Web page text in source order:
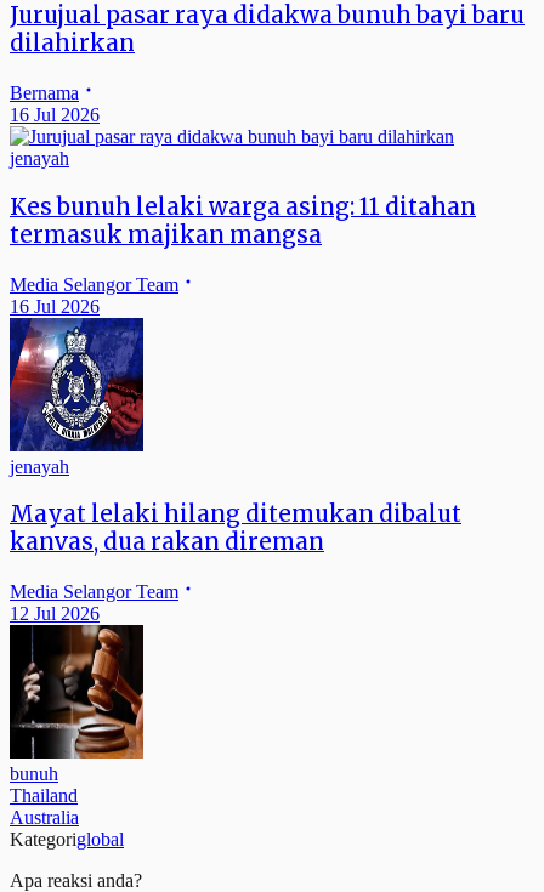
Jurujual pasar raya didakwa bunuh bayi baru
dilahirkan
Bernama
16 Jul 2026
jenayah
Kes bunuh lelaki warga asing: 11 ditahan
termasuk majikan mangsa
Media Selangor Team
16 Jul 2026
jenayah
Mayat lelaki hilang ditemukan dibalut
kanvas, dua rakan direman
Media Selangor Team
12 Jul 2026
bunuh
Thailand
Australia
Kategoriglobal
Apa reaksi anda?